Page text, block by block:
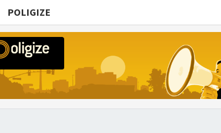
POLIGIZE
POLIGIZE
About
Economy,
Politics,